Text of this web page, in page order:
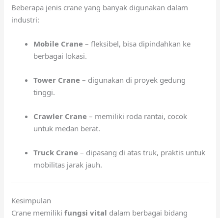
Beberapa jenis crane yang banyak digunakan dalam
industri:
Mobile Crane – fleksibel, bisa dipindahkan ke
berbagai lokasi.
Tower Crane – digunakan di proyek gedung
tinggi.
Crawler Crane – memiliki roda rantai, cocok
untuk medan berat.
Truck Crane – dipasang di atas truk, praktis untuk
mobilitas jarak jauh.
Kesimpulan
Crane memilikifungsi vital dalam berbagai bidang